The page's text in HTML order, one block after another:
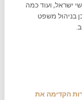
ישראל, ועוד כמה
בניהול משפט
הקדימה את